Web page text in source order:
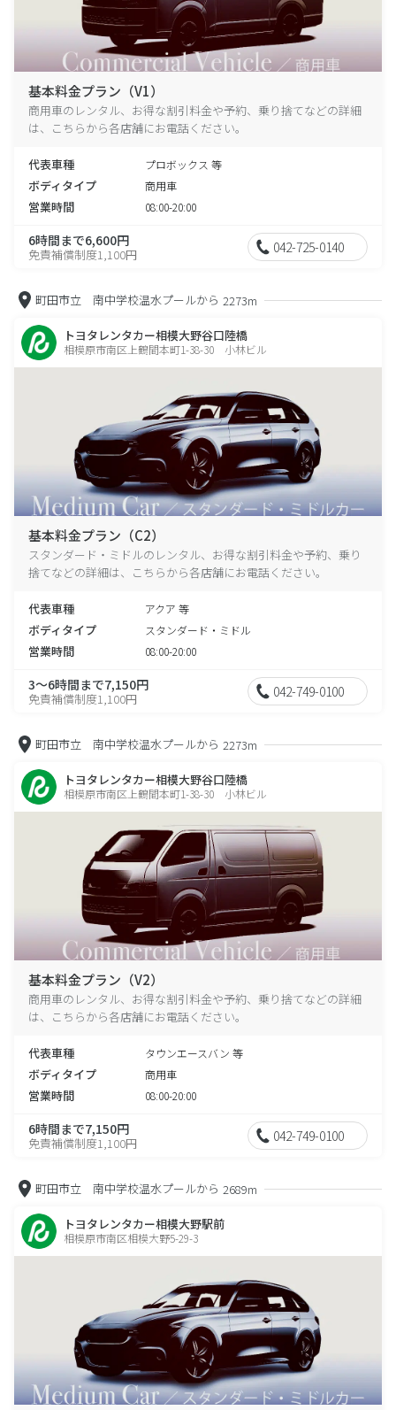
基本料金プラン（V1）
商用車のレンタル、お得な割引料金や予約、乗り捨てなどの詳細
は、こちらから各店舗にお電話ください。
代表車種 プロボックス 等
ボディタイプ 商用車
営業時間 08:00-20:00
6時間まで6,600円
免責補償制度1,100円 042-725-0140
町田市立 南中学校温水プールから 2273m
トヨタレンタカー相模大野谷口陸橋
相模原市南区上鶴間本町1-38-30 小林ビル
基本料金プラン（C2）
スタンダード・ミドルのレンタル、お得な割引料金や予約、乗り
捨てなどの詳細は、こちらから各店舗にお電話ください。
代表車種 アクア 等
ボディタイプ スタンダード・ミドル
営業時間 08:00-20:00
3～6時間まで7,150円
免責補償制度1,100円 042-749-0100
町田市立 南中学校温水プールから 2273m
トヨタレンタカー相模大野谷口陸橋
相模原市南区上鶴間本町1-38-30 小林ビル
基本料金プラン（V2）
商用車のレンタル、お得な割引料金や予約、乗り捨てなどの詳細
は、こちらから各店舗にお電話ください。
代表車種 タウンエースバン 等
ボディタイプ 商用車
営業時間 08:00-20:00
6時間まで7,150円
免責補償制度1,100円 042-749-0100
町田市立 南中学校温水プールから 2689m
トヨタレンタカー相模大野駅前
相模原市南区相模大野5-29-3